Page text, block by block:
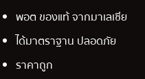
พอต ของแท้ จากมาเลเซีย
ได้มาตราฐาน ปลอดภัย
ราคาถูก